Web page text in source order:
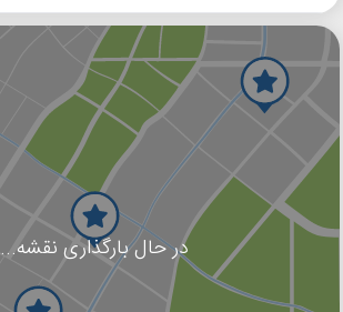
در حال بارگذاری نقشه...